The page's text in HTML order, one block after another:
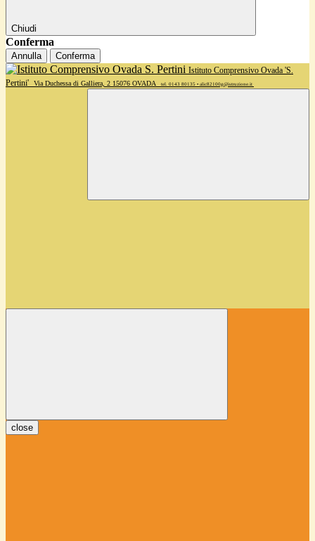
Chiudi
Conferma
Annulla Conferma
Istituto Comprensivo Ovada 'S.
Pertini'
Via Duchessa di Galliera, 2 15076 OVADA tel. 0143 80135 • alic82100g@istruzione.it
close